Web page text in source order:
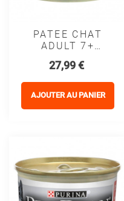
PATEE CHAT
ADULT 7+
- PURINA
PROPLAN
Prix
27,99 €
AJOUTER AU PANIER